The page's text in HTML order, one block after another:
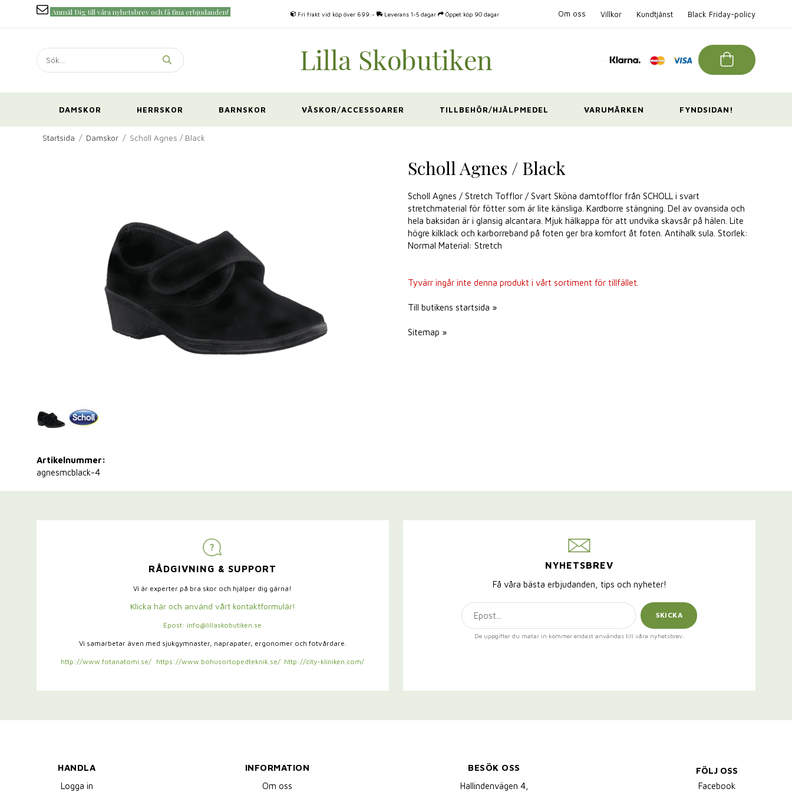
Anmäl Dig till våra nyhetsbrev och få fina erbjudanden! Fri frakt vid köp över 699:- Leverans 1-5 dagar Öppet köp 90 dagar Om oss Villkor Kundtjänst Black Friday-policy
DAMSKOR HERRSKOR BARNSKOR VÄSKOR/ACCESSOARER TILLBEHÖR/HJÄLPMEDEL VARUMÄRKEN FYNDSIDAN!
Startsida / Damskor / Scholl Agnes / Black
Scholl Agnes / Black
Scholl Agnes / Stretch Tofflor / Svart Sköna damtofflor från SCHOLL i svart
stretchmaterial för fötter som är lite känsliga. Kardborre stängning. Del av ovansida och
hela baksidan är i glansig alcantara. Mjuk hälkappa för att undvika skavsår på hälen. Lite
högre kilklack och karborreband på foten ger bra komfort åt foten. Antihalk sula. Storlek:
Normal Material: Stretch
Tyvärr ingår inte denna produkt i vårt sortiment för tillfället.
Till butikens startsida »
Sitemap »
Artikelnummer:
agnesmcblack-4
RÅDGIVNING & SUPPORT
Vi är experter på bra skor och hjälper dig gärna!
Klicka här och använd vårt kontaktformulär!
Epost: info@lillaskobutiken.se
Vi samarbetar även med sjukgymnaster, naprapater, ergonomer och fotvårdare.
http://www.fotanatomi.se/ https://www.bohusortopedteknik.se/ http://city-kliniken.com/
NYHETSBREV
Få våra bästa erbjudanden, tips och nyheter!
SKICKA
De uppgifter du matar in kommer endast användas till våra nyhetsbrev.
HANDLA
Logga in
INFORMATION
Om oss
BESÖK OSS
Hallindenvägen 4,
FÖLJ OSS
Facebook